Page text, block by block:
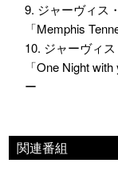
9. ジャーヴィス
「Memphis
10. ジャーヴィ
「One Night
ー
関連番組